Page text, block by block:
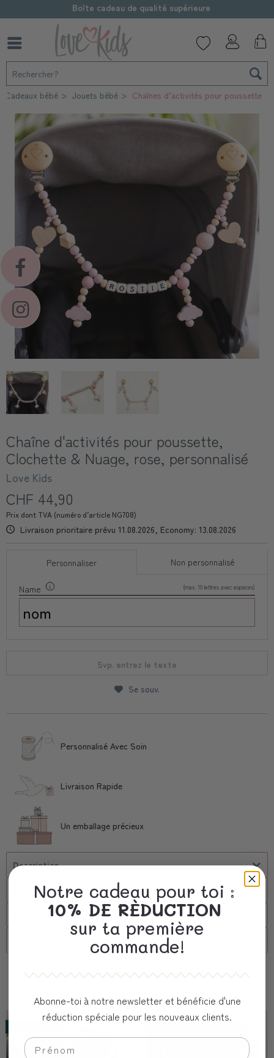
Boîte cadeau de qualité supérieure
Cadeaux bébé Jouets bébé Chaînes d’activités pour poussette
Chaîne d'activités pour poussette,
Clochette & Nuage, rose, personnalisé
Love Kids
CHF 44,90
Prix dont TVA (numéro d’article NG708)
Livraison prioritaire prévu 11.08.2026, Economy: 13.08.2026
Personnaliser Non personnalisé
Name (max. 10 lettres avec espaces)
Svp. entrez le texte
Se souv.
Personnalisé Avec Soin
Livraison Rapide
Un emballage précieux
Description
Livraison
Vous aimerez aussi
Notre cadeau pour toi :
10% DE RÈDUCTION
sur ta première
commande!
Abonne-toi à notre newsletter et bénéficie d'une
réduction spéciale pour les nouveaux clients.